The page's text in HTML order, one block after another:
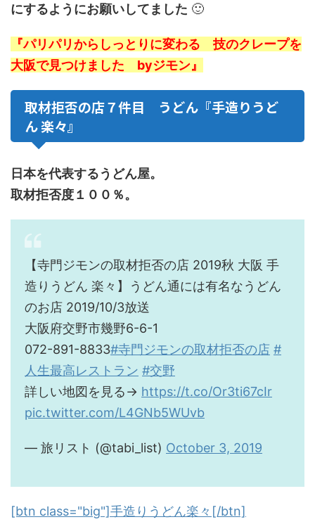
にするようにお願いしてました 🙂
『パリパリからしっとりに変わる 技のクレープを
大阪で見つけました byジモン』
取材拒否の店７件目 うどん『手造りうど
ん 楽々』
日本を代表するうどん屋。
取材拒否度１００％。
【寺門ジモンの取材拒否の店 2019秋 大阪 手
造りうどん 楽々】うどん通には有名なうどん
のお店 2019/10/3放送
大阪府交野市幾野6-6-1
072-891-8833#寺門ジモンの取材拒否の店 #
人生最高レストラン #交野
詳しい地図を見る→ https://t.co/Or3ti67cIr
pic.twitter.com/L4GNb5WUvb
— 旅リスト (@tabi_list) October 3, 2019
[btn class="big"]手造りうどん楽々[/btn]